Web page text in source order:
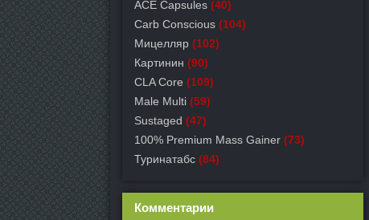
ACE Capsules (40)
Carb Conscious (104)
Мицелляр (102)
Картинин (90)
CLA Core (109)
Male Multi (59)
Sustaged (47)
100% Premium Mass Gainer (73)
Туринатабс (84)
Комментарии